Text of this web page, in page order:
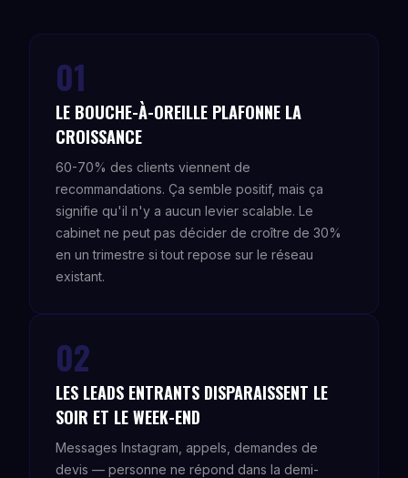
01
LE BOUCHE-À-OREILLE PLAFONNE LA
CROISSANCE
60-70% des clients viennent de
recommandations. Ça semble positif, mais ça
signifie qu'il n'y a aucun levier scalable. Le
cabinet ne peut pas décider de croître de 30%
en un trimestre si tout repose sur le réseau
existant.
02
LES LEADS ENTRANTS DISPARAISSENT LE
SOIR ET LE WEEK-END
Messages Instagram, appels, demandes de
devis — personne ne répond dans la demi-